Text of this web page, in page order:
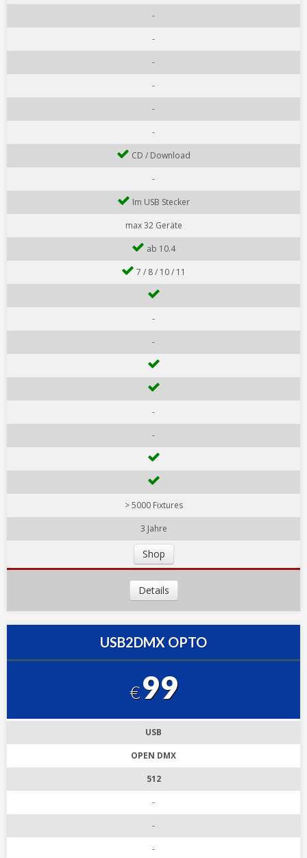
-
-
-
-
-
-
CD / Download
-
Im USB Stecker
max 32 Geräte
ab 10.4
7 / 8 / 10 / 11
-
-
-
-
> 5000 Fixtures
3 Jahre
Shop
Details
USB2DMX OPTO
€99
USB
OPEN DMX
512
-
-
-